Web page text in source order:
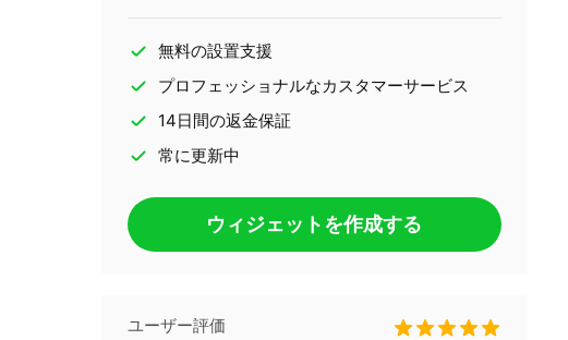
無料の設置支援
プロフェッショナルなカスタマーサービス
14日間の返金保証
常に更新中
ウィジェットを作成する
ユーザー評価